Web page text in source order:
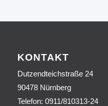
KONTAKT
Dutzendteichstraße 24
90478 Nürnberg
Telefon: 0911/810313-24